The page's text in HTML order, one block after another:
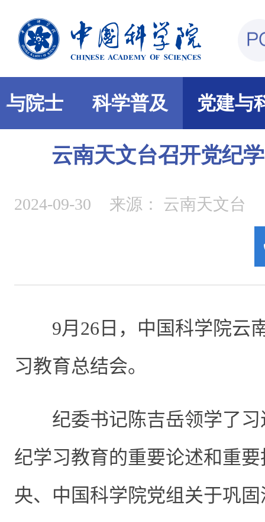
与院士 科学普及 党建与
云南天文台召开党纪
2024-09-30 来源： 云南天文台
9月 26 日，中国科学院云
习教育总结会。
纪委书记陈吉岳领学了
纪学习教育的重要论述和重
央、中国科学院党组关于巩